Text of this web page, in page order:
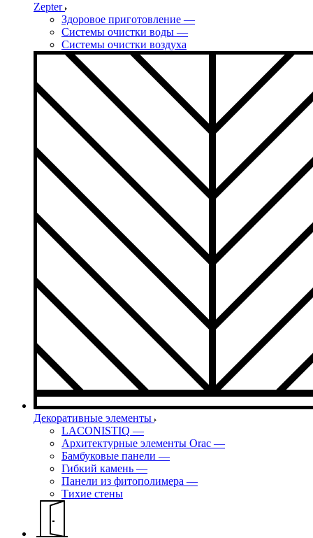
Zepter
Здоровое приготовление —
Системы очистки воды —
Системы очистки воздуха
Декоративные элементы
LACONISTIQ —
Архитектурные элементы Orac —
Бамбуковые панели —
Гибкий камень —
Панели из фитополимера —
Тихие стены